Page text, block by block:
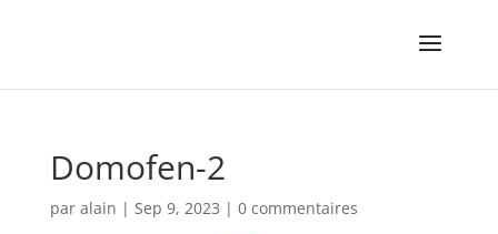
Domofen-2
par alain | Sep 9, 2023 | 0 commentaires